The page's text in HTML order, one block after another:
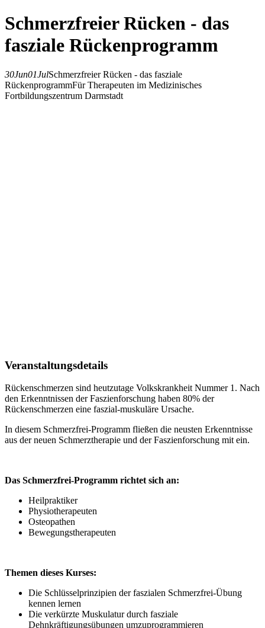
Schmerzfreier Rücken - das
fasziale Rückenprogramm
30Jun01JulSchmerzfreier Rücken - das fasziale
RückenprogrammFür Therapeuten im Medizinisches
Fortbildungszentrum Darmstadt
Veranstaltungsdetails
Rückenschmerzen sind heutzutage Volkskrankheit Nummer 1. Nach
den Erkenntnissen der Faszienforschung haben 80% der
Rückenschmerzen eine faszial-muskuläre Ursache.
In diesem Schmerzfrei-Programm fließen die neusten Erkenntnisse
aus der neuen Schmerztherapie und der Faszienforschung mit ein.
Das Schmerzfrei-Programm richtet sich an:
Heilpraktiker
Physiotherapeuten
Osteopathen
Bewegungstherapeuten
Themen dieses Kurses:
Die Schlüsselprinzipien der faszialen Schmerzfrei-Übung
kennen lernen
Die verkürzte Muskulatur durch fasziale
Dehnkräftigungsübungen umzuprogrammieren